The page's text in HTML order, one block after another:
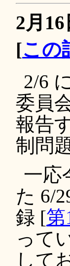
2月
[この
2/6
委員
報告
制問
一応
た 6/
録 [第
って
して